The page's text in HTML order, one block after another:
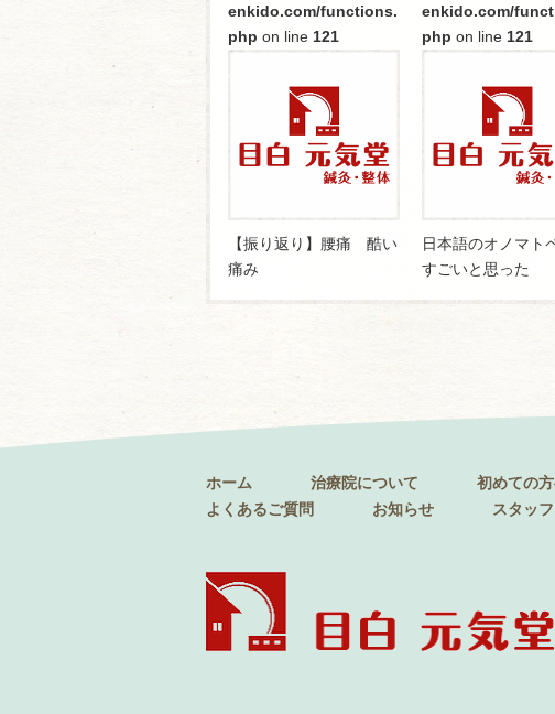
enkido.com/functions.
php on line 121
【振り返り】腰痛 酷い
痛み
enkido.com/
php on line 121
日本語のオノマト
すごいと思った
ホーム 治療院について 初めての
よくあるご質問
お知らせ スタッ